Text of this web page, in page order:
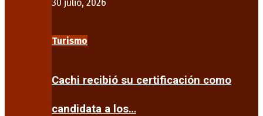
30 julio, 2026
Turismo
Cachi recibió su certificación como
candidata a los…